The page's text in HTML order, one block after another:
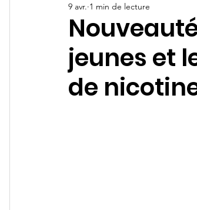
Financement
jeunes et
de
9 avr. 1 min de lecture